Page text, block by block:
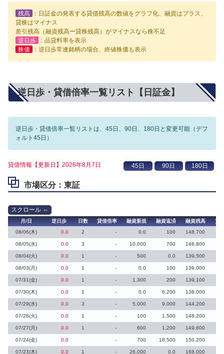
残高
：日証金の発表する貸借残高の数値をグラフ化、融資はプラス、
貸株はマイナス
差引残高（融資残高ー貸株残高）がマイナスなら株不足
逆日歩
：品貸料率を表示
株価
：逆日歩常連銘柄の場合、終値株価も表示
逆日歩・貸借倍率一覧リスト【日証金】
逆日歩・貸借倍率一覧リストは、45日、90日、180日と変更可能（デフ
ォルト45日）
貸借情報【更新日】2026年8月7日
市場区分：東証
月/日 逆日歩 日数 貸借倍率 融資新規 融資返済 融資残高
貸
08/06(木)
0.0 2 - 0.0 100 148,700
08/05(水) 0.0 3 - 10,000 700 148,800
08/04(火) 0.0 1 - 500 0.0 139,500
08/03(月) 0.0 1 - 0.0 100 139,000
07/31(金) 0.0 1 - 1,300 200 139,100
07/30(木) 0.0 1 - 0.0 6,200 138,000
07/29(水) 0.0 3 - 5,000 9,000 144,200
07/28(火) 0.0 1 - 100 1,500 148,200
07/27(月) 0.0 1 - 600 1,200 149,600
07/24(金) 0.0 - 700 18,500 150,200
07/23(木) 0.0 1 - 26,000 0.0 168,000